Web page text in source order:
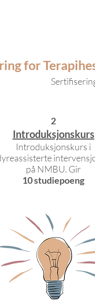
for
2
Introduksjonskurs
Introduksjonskurs i
på NMBU. Gir
10 studiepoeng